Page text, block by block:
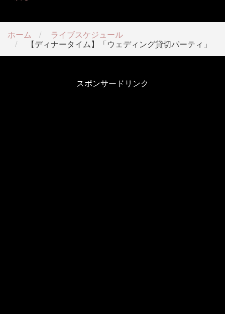
ホーム
ライブスケジュール
【ディナータイム】「ウェディング貸切パーティ」
スポンサードリンク